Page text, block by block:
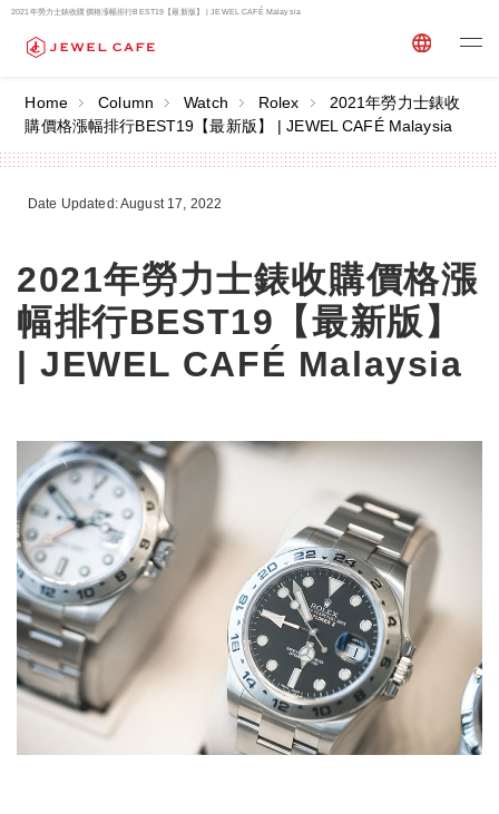
2021年勞力士錶收購價格漲幅排行BEST19【最新版】 | JEWEL CAFÉ Malaysia
Home Column Watch Rolex
2021年勞力士錶收
購價格漲幅排行BEST19【最新版】 | JEWEL CAFÉ Malaysia
Date Updated: August 17, 2022
2021年勞力士錶收購價格漲
幅排行BEST19【最新版】
| JEWEL CAFÉ Malaysia